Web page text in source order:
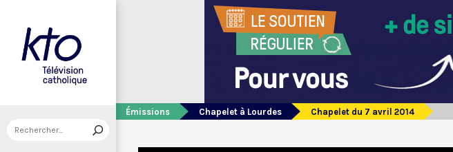
Émissions Chapelet à Lourdes Chapelet du 7 avril 2014